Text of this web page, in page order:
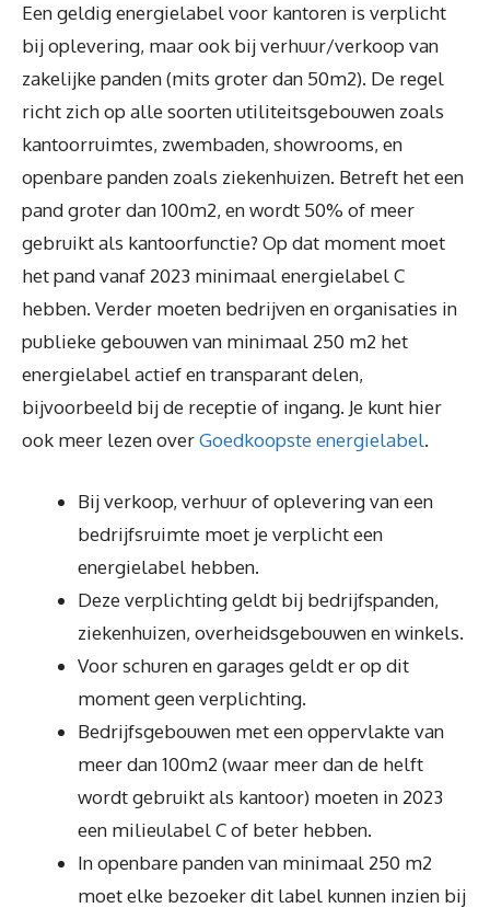
Een geldig energielabel voor kantoren is verplicht
bij oplevering, maar ook bij verhuur/verkoop van
zakelijke panden (mits groter dan 50m2). De regel
richt zich op alle soorten utiliteitsgebouwen zoals
kantoorruimtes, zwembaden, showrooms, en
openbare panden zoals ziekenhuizen. Betreft het een
pand groter dan 100m2, en wordt 50% of meer
gebruikt als kantoorfunctie? Op dat moment moet
het pand vanaf 2023 minimaal energielabel C
hebben. Verder moeten bedrijven en organisaties in
publieke gebouwen van minimaal 250 m2 het
energielabel actief en transparant delen,
bijvoorbeeld bij de receptie of ingang. Je kunt hier
ook meer lezen overGoedkoopste energielabel.
Bij verkoop, verhuur of oplevering van een
bedrijfsruimte moet je verplicht een
energielabel hebben.
Deze verplichting geldt bij bedrijfspanden,
ziekenhuizen, overheidsgebouwen en winkels.
Voor schuren en garages geldt er op dit
moment geen verplichting.
Bedrijfsgebouwen met een oppervlakte van
meer dan 100m2 (waar meer dan de helft
wordt gebruikt als kantoor) moeten in 2023
een milieulabel C of beter hebben.
In openbare panden van minimaal 250 m2
moet elke bezoeker dit label kunnen inzien bij